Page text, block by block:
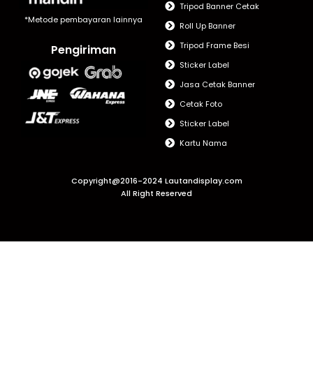
*Metode pembayaran lainnya
Pengiriman
Tripod Banner Cetak
Roll Up Banner
Tripod Frame Besi
Sticker Label
Jasa Cetak Banner
Cetak Foto
Sticker Label
Kartu Nama
Copyright@2016-2024 Lautandisplay.com
All Right Reserved